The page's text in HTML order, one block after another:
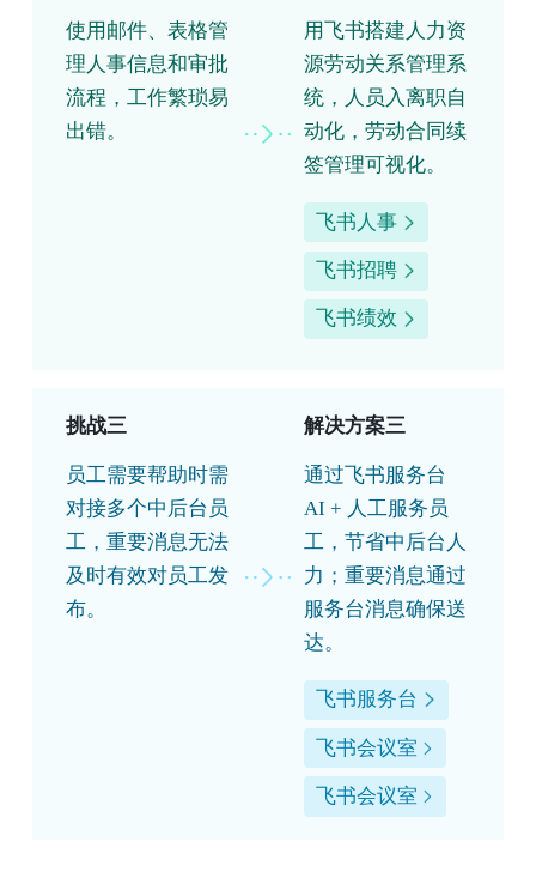
使用邮件、表格管
理人事信息和审批
流程，工作繁琐易
出错。
用飞书搭建人力资
源劳动关系管理系
统，人员入离职自
动化，劳动合同续
签管理可视化。
飞书人事
飞书招聘
飞书绩效
挑战三
员工需要帮助时需
对接多个中后台员
工，重要消息无法
及时有效对员工发
布。
解决方案三
通过飞书服务台
AI + 人工服务员
工，节省中后台人
力；重要消息通过
服务台消息确保送
达。
飞书服务台
飞书会议室
飞书会议室